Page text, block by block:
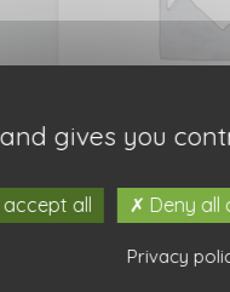
Rosier
gives you
accept all Deny all
Privacy